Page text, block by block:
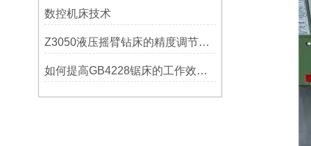
数控机床技术
Z3050液压摇臂钻床的精度调节与稳定性提升
如何提高GB4228锯床的工作效率？